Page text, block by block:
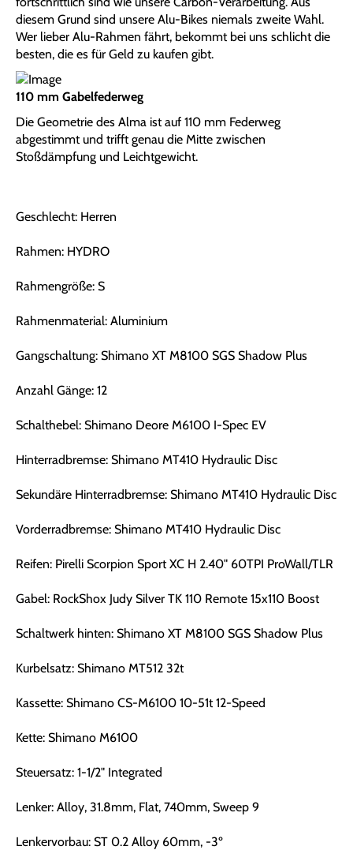
diesem Grund sind unsere Alu-Bikes niemals zweite Wahl.
Wer lieber Alu-Rahmen fährt, bekommt bei uns schlicht die
besten, die es für Geld zu kaufen gibt.
110 mm Gabelfederweg
Die Geometrie des Alma ist auf 110 mm Federweg
abgestimmt und trifft genau die Mitte zwischen
Stoßdämpfung und Leichtgewicht.
Geschlecht: Herren
Rahmen: HYDRO
Rahmengröße: S
Rahmenmaterial: Aluminium
Gangschaltung: Shimano XT M8100 SGS Shadow Plus
Anzahl Gänge: 12
Schalthebel: Shimano Deore M6100 I-Spec EV
Hinterradbremse: Shimano MT410 Hydraulic Disc
Sekundäre Hinterradbremse: Shimano MT410 Hydraulic Disc
Vorderradbremse: Shimano MT410 Hydraulic Disc
Reifen: Pirelli Scorpion Sport XC H 2.40" 60TPI ProWall/TLR
Gabel: RockShox Judy Silver TK 110 Remote 15x110 Boost
Schaltwerk hinten: Shimano XT M8100 SGS Shadow Plus
Kurbelsatz: Shimano MT512 32t
Kassette: Shimano CS-M6100 10-51t 12-Speed
Kette: Shimano M6100
Steuersatz: 1-1/2" Integrated
Lenker: Alloy, 31.8mm, Flat, 740mm, Sweep 9
Lenkervorbau: ST 0.2 Alloy 60mm, -3º